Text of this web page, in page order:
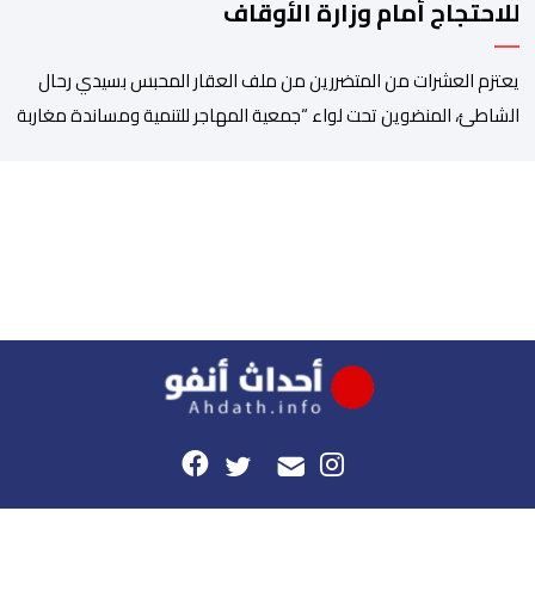
للاحتجاج أمام وزارة الأوقاف
يعتزم العشرات من المتضررين من ملف العقار المحبس بسيدي رحال
الشاطئ، المنضوين تحت لواء “جمعية المهاجر للتنمية ومساندة مغاربة